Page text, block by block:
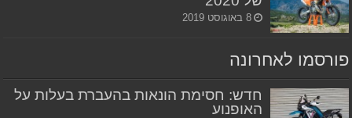
8 באוגוסט 2019
פורסמו לאחרונה
חדש: חסימת הונאות בהעברת בעלות על
האופנוע